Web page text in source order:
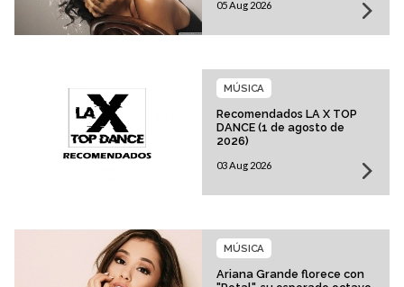
05 Aug 2026
Recomendados LA X TOP
DANCE (1 de agosto de
2026)
MÚSICA
03 Aug 2026
Ariana Grande florece con
MÚSICA